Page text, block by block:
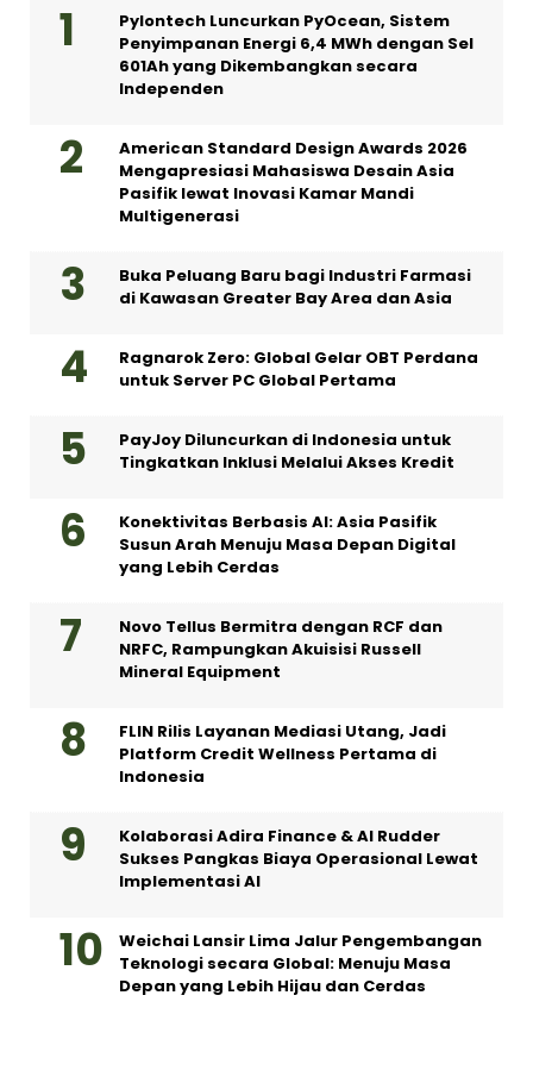
Pylontech Luncurkan PyOcean, Sistem
Penyimpanan Energi 6,4 MWh dengan Sel
601Ah yang Dikembangkan secara
Independen
American Standard Design Awards 2026
Mengapresiasi Mahasiswa Desain Asia
Pasifik lewat Inovasi Kamar Mandi
Multigenerasi
Buka Peluang Baru bagi Industri Farmasi
di Kawasan Greater Bay Area dan Asia
Ragnarok Zero: Global Gelar OBT Perdana
untuk Server PC Global Pertama
PayJoy Diluncurkan di Indonesia untuk
Tingkatkan Inklusi Melalui Akses Kredit
Konektivitas Berbasis AI: Asia Pasifik
Susun Arah Menuju Masa Depan Digital
yang Lebih Cerdas
Novo Tellus Bermitra dengan RCF dan
NRFC, Rampungkan Akuisisi Russell
Mineral Equipment
FLIN Rilis Layanan Mediasi Utang, Jadi
Platform Credit Wellness Pertama di
Indonesia
Kolaborasi Adira Finance & AI Rudder
Sukses Pangkas Biaya Operasional Lewat
Implementasi AI
Weichai Lansir Lima Jalur Pengembangan
Teknologi secara Global: Menuju Masa
Depan yang Lebih Hijau dan Cerdas